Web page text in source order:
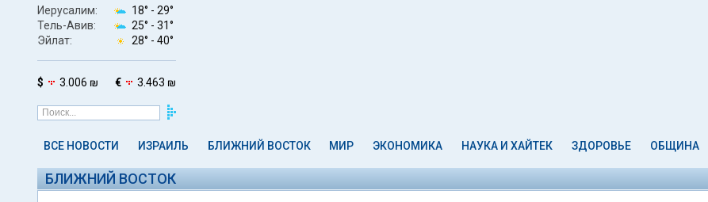
Иерусалим: 18° - 29°
Тель-Авив:
25° - 31°
Эйлат:
28° - 40°
$ 3.006 ₪ € 3.463 ₪
ВСЕ НОВОСТИ ИЗРАИЛЬ БЛИЖНИЙ ВОСТОК МИР ЭКОНОМИКА НАУКА И ХАЙТЕК ЗДОРОВЬЕ ОБЩИНА
БЛИЖНИЙ ВОСТОК